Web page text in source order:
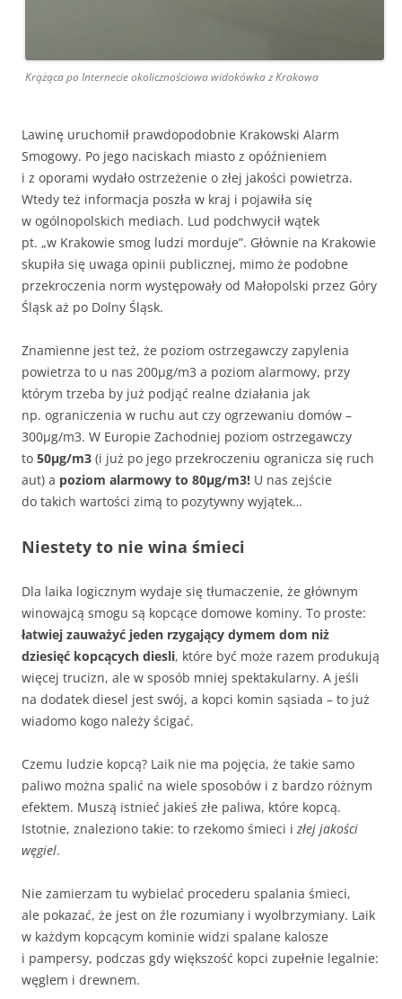
Krążąca po Internecie okolicznościowa widokówka z Krakowa
Lawinę uruchomił prawdopodobnie Krakowski Alarm
Smogowy. Po jego naciskach miasto z opóźnieniem
i z oporami wydało ostrzeżenie o złej jakości powietrza.
Wtedy też informacja poszła w kraj i pojawiła się
w ogólnopolskich mediach. Lud podchwycił wątek
pt. „w Krakowie smog ludzi morduje”. Głównie na Krakowie
skupiła się uwaga opinii publicznej, mimo że podobne
przekroczenia norm występowały od Małopolski przez Góry
Śląsk aż po Dolny Śląsk.
Znamienne jest też, że poziom ostrzegawczy zapylenia
powietrza to u nas 200µg/m3 a poziom alarmowy, przy
którym trzeba by już podjąć realne działania jak
np. ograniczenia w ruchu aut czy ogrzewaniu domów –
300µg/m3. W Europie Zachodniej poziom ostrzegawczy
to 50µg/m3 (i już po jego przekroczeniu ogranicza się ruch
aut) a poziom alarmowy to 80µg/m3! U nas zejście
do takich wartości zimą to pozytywny wyjątek…
Niestety to nie wina śmieci
Dla laika logicznym wydaje się tłumaczenie, że głównym
winowajcą smogu są kopcące domowe kominy. To proste:
łatwiej zauważyć jeden rzygający dymem dom niż
dziesięć kopcących diesli, które być może razem produkują
więcej trucizn, ale w sposób mniej spektakularny. A jeśli
na dodatek diesel jest swój, a kopci komin sąsiada – to już
wiadomo kogo należy ścigać.
Czemu ludzie kopcą? Laik nie ma pojęcia, że takie samo
paliwo można spalić na wiele sposobów i z bardzo różnym
efektem. Muszą istnieć jakieś złe paliwa, które kopcą.
Istotnie, znaleziono takie: to rzekomo śmieci i złej jakości
węgiel.
Nie zamierzam tu wybielać procederu spalania śmieci,
ale pokazać, że jest on źle rozumiany i wyolbrzymiany. Laik
w każdym kopcącym kominie widzi spalane kalosze
i pampersy, podczas gdy większość kopci zupełnie legalnie:
węglem i drewnem.